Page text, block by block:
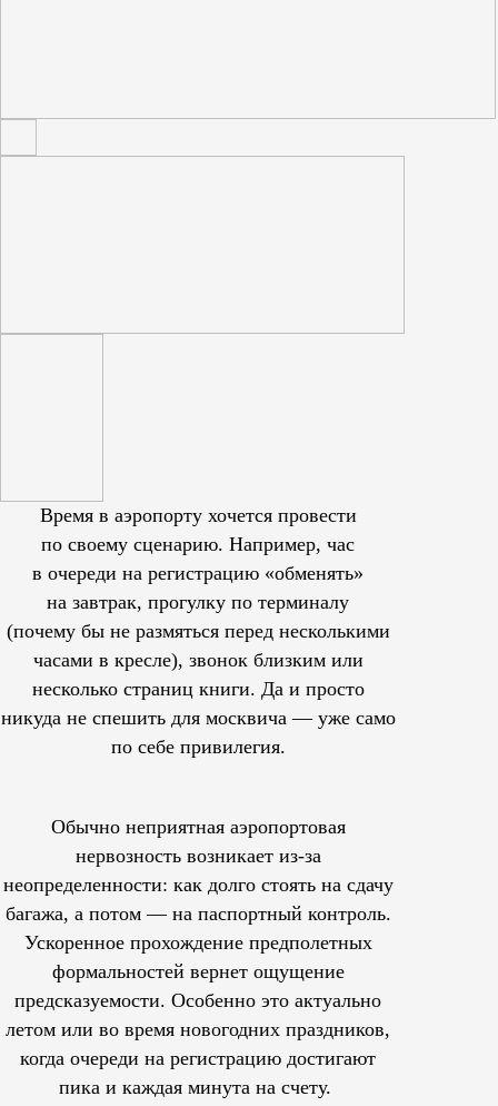
Время в аэропорту хочется провести
по своему сценарию. Например, час
в очереди на регистрацию «обменять»
на завтрак, прогулку по терминалу
(почему бы не размяться перед несколькими
часами в кресле), звонок близким или
несколько страниц книги. Да и просто
никуда не спешить для москвича — уже само
по себе привилегия.
Обычно неприятная аэропортовая
нервозность возникает из-за
неопределенности: как долго стоять на сдачу
багажа, а потом — на паспортный контроль.
Ускоренное прохождение предполетных
формальностей вернет ощущение
предсказуемости. Особенно это актуально
летом или во время новогодних праздников,
когда очереди на регистрацию достигают
пика и каждая минута на счету.